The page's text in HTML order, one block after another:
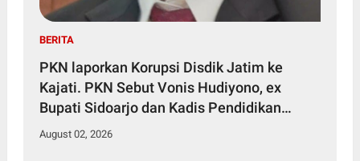
BERITA
PKN laporkan Korupsi Disdik Jatim ke
Kajati. PKN Sebut Vonis Hudiyono, ex
Bupati Sidoarjo dan Kadis Pendidikan
Jatim Bukti Peran Serta Masyarakat
August 02, 2026